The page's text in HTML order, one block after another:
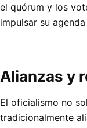
el quórum y los
impulsar su
Alianzas y
El oficialismo no
tradicionalmente